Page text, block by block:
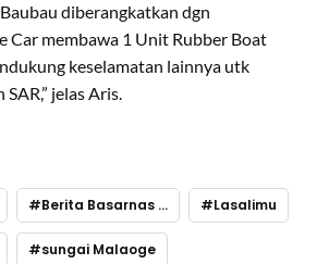
diberangkatkan dgn
Car membawa 1 Unit Rubber Boat
keselamatan lainnya utk
jelas Aris.
Berita Basarnas Hari ini Lasalimu
sungai Malaoge